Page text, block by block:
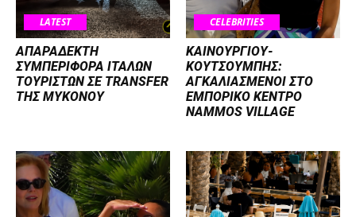
LATEST
ΑΠΑΡΑΔΕΚΤΗ
ΣΥΜΠΕΡΙΦΟΡΑ ΙΤΑΛΩΝ
ΤΟΥΡΙΣΤΩΝ ΣΕ TRANSFER
ΤΗΣ ΜΥΚΟΝΟΥ
CELEBRITIES
ΚΑΙΝΟΥΡΓΙΟΥ-
ΚΟΥΤΣΟΥΜΠΗΣ:
ΑΓΚΑΛΙΑΣΜΕΝΟΙ ΣΤΟ
ΕΜΠΟΡΙΚΟ ΚΕΝΤΡΟ
NAMMOS VILLAGE